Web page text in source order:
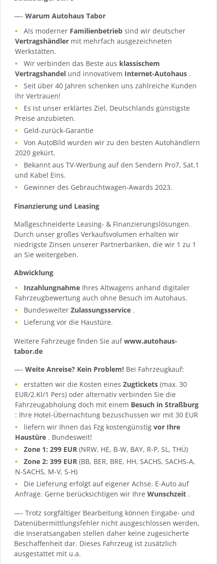
—- Warum Autohaus Tabor
Als moderner Familienbetrieb sind wir deutscher
Vertragshändler mit mehrfach ausgezeichneten
Werkstätten.
Wir verbinden das Beste aus klassischem
Vertragshandel und innovativem Internet-Autohaus .
Seit über 40 Jahren schenken uns zahlreiche Kunden
ihr Vertrauen!
Es ist unser erklärtes Ziel, Deutschlands günstigste
Preise anzubieten.
Geld-zurück-Garantie
Von AutoBild wurden wir zu den besten Autohändlern
2020 gekürt.
Bekannt aus TV-Werbung auf den Sendern Pro7, Sat.1
und Kabel Eins.
Gewinner des Gebrauchtwagen-Awards 2023.
Finanzierung und Leasing
Maßgeschneiderte Leasing- & Finanzierungslösungen.
Durch unser großes Verkaufsvolumen erhalten wir
niedrigste Zinsen unserer Partnerbanken, die wir 1 zu 1
an Sie weitergeben.
Abwicklung
Inzahlungnahme Ihres Altwagens anhand digitaler
Fahrzeugbewertung auch ohne Besuch im Autohaus.
BundesweiterZulassungsservice .
Lieferung vor die Haustüre.
Weitere Fahrzeuge finden Sie aufwww.autohaus-
tabor.de
—- Weite Anreise? Kein Problem! Bei Fahrzeugkauf:
erstatten wir die Kosten einesZugtickets(max. 30
EUR/2.Kl/1 Pers) oder alternativ verbinden Sie die
Fahrzeugabholung doch mit einem Besuch in Straßburg
: Ihre Hotel-Übernachtung bezuschussen wir mit 30 EUR
liefern wir Ihnen das Fzg kostengünstigvor Ihre
Haustüre . Bundesweit!
Zone 1: 299 EUR (NRW, HE, B-W, BAY, R-P, SL, THÜ)
Zone 2: 399 EUR (BB, BER, BRE, HH, SACHS, SACHS-A,
N-SACHS, M-V, S-H)
Die Lieferung erfolgt auf eigener Achse. E-Auto auf
Anfrage. Gerne berücksichtigen wir Ihre Wunschzeit .
—- Trotz sorgfältiger Bearbeitung können Eingabe- und
Datenübermittlungsfehler nicht ausgeschlossen werden,
die Inseratsangaben stellen daher keine zugesicherte
Beschaffenheit dar. Dieses Fahrzeug ist zusätzlich
ausgestattet mit u.a.